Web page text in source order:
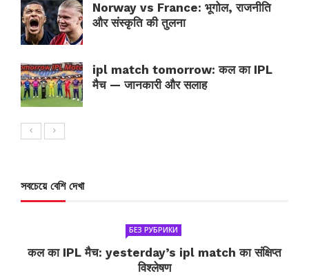
Norway vs France: भूगोल, राजनीति
और संस्कृति की तुलना
ipl match tomorrow: कल का IPL
मैच — जानकारी और सलाह
সবচেয়ে বেশি দেখা
БЕЗ РУБРИКИ
कल का IPL मैच: yesterday’s ipl match का संक्षिप्त
विश्लेषण